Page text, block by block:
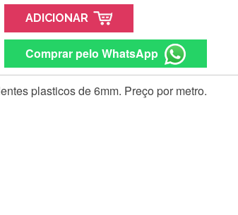
ADICIONAR
Comprar pelo WhatsApp
plasticos de 6mm. Preço por metro.